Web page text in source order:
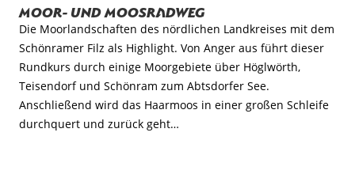
Moor- und Moosradweg
Die Moorlandschaften des nördlichen Landkreises mit dem
Schönramer Filz als Highlight. Von Anger aus führt dieser
Rundkurs durch einige Moorgebiete über Höglwörth,
Teisendorf und Schönram zum Abtsdorfer See.
Anschließend wird das Haarmoos in einer großen Schleife
durchquert und zurück geht…